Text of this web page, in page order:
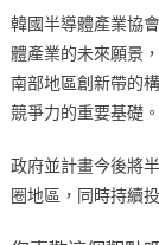
韓國半導體產業協
體產業的未來願景
南部地區創新帶的
競爭力的重要基礎。
政府並計畫今後將
圈地區，同時持續